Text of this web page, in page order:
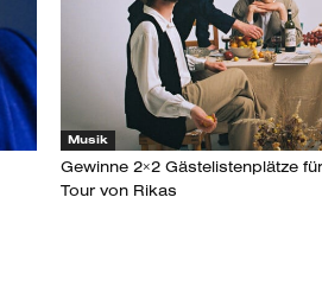
Musik
Gewinne 2×2 Gästelistenplätze
Tour von Rikas